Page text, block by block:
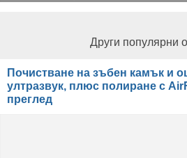
Други популярни
Почистване на зъбен камък и
ултразвук, плюс полиране с
преглед